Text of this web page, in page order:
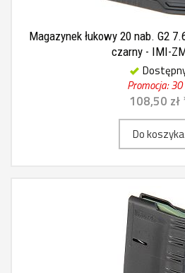
Magazynek łukowy 20 nab. G2
czarny - IMI-
Promocja: 30
108,50 zł
Do koszyka